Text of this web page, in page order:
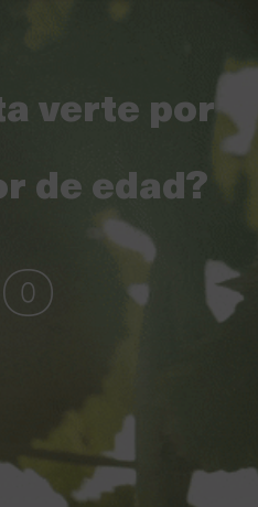
verte por
de edad?